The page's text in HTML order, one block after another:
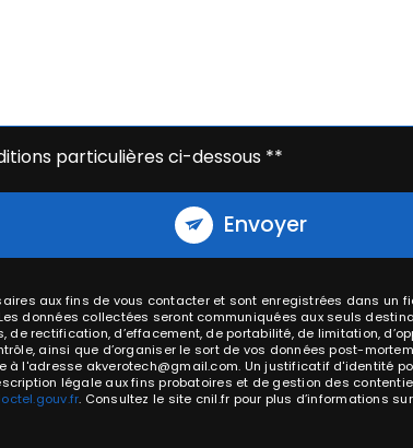
particulières ci-dessous **
Envoyer
aux fins de vous contacter et sont enregistrées dans un
données collectées seront communiquées aux seuls
de rectification, d’effacement, de portabilité, de limitation,
ainsi que d’organiser le sort de vos données post-
l'adresse akverotech@gmail.com. Un justificatif d'identité
légale aux fins probatoires et de gestion des
Bloctel.gouv.fr. Consultez le site cnil.fr pour plus d’informations